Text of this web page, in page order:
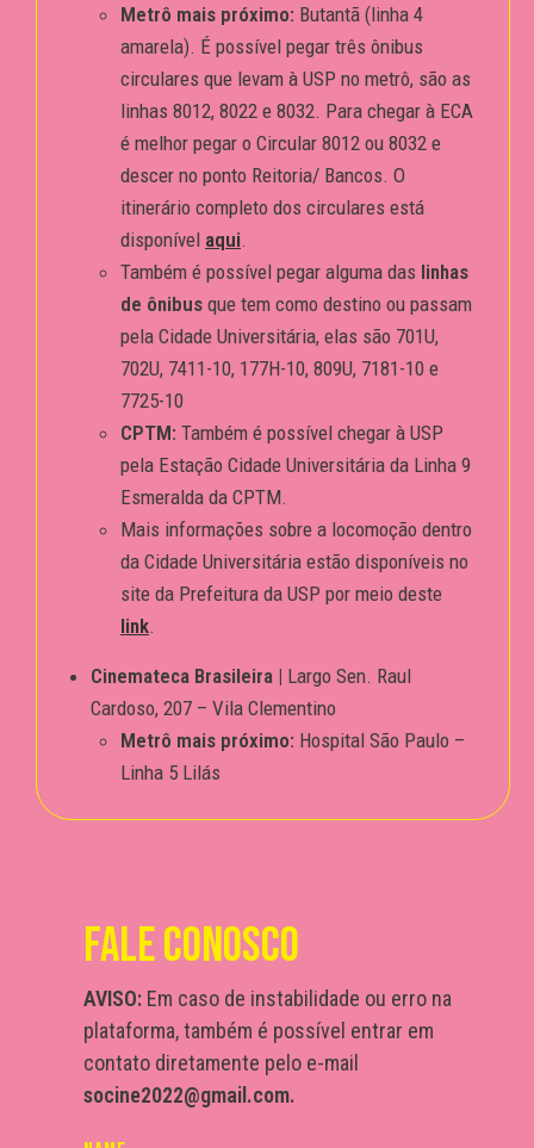
Metrô mais próximo: Butantã (linha 4
amarela). É possível pegar três ônibus
circulares que levam à USP no metrô, são as
linhas 8012, 8022 e 8032. Para chegar à ECA
é melhor pegar o Circular 8012 ou 8032 e
descer no ponto Reitoria/ Bancos. O
itinerário completo dos circulares está
disponível aqui.
Também é possível pegar alguma das linhas
de ônibus que tem como destino ou passam
pela Cidade Universitária, elas são 701U,
702U, 7411-10, 177H-10, 809U, 7181-10 e
7725-10
CPTM: Também é possível chegar à USP
pela Estação Cidade Universitária da Linha 9
Esmeralda da CPTM.
Mais informações sobre a locomoção dentro
da Cidade Universitária estão disponíveis no
site da Prefeitura da USP por meio deste
link.
Cinemateca Brasileira | Largo Sen. Raul
Cardoso, 207 – Vila Clementino
Metrô mais próximo: Hospital São Paulo –
Linha 5 Lilás
FALE CONOSCO
AVISO: Em caso de instabilidade ou erro na
plataforma, também é possível entrar em
contato diretamente pelo e-mail
socine2022@gmail.com.